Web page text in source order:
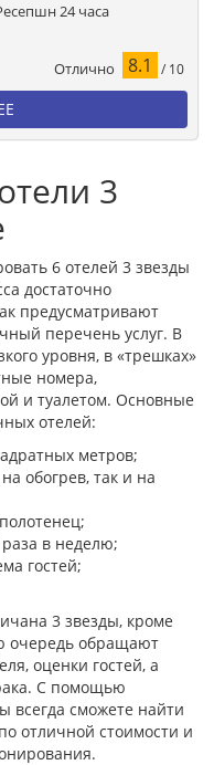
24 часа
Отлично 8.1 / 10
3
6 отелей 3 звезды
достаточно
предусматривают
перечень услуг. В
уровня, в «трешках»
номера,
и туалетом. Основные
отелей:
метров;
обогрев, так и на
в неделю;
гостей;
3 звезды, кроме
очередь обращают
оценки гостей, а
С помощью
всегда сможете найти
отличной стоимости и